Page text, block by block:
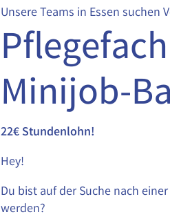
Unsere Teams in Essen suchen
Minijob-
22€ Stundenlohn!
Hey!
Du bist auf der Suche nach
werden?